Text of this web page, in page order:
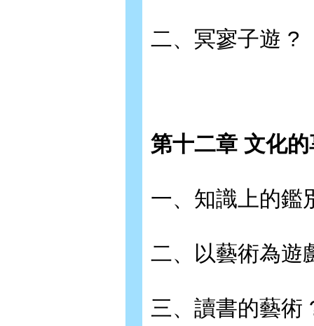
二、冥寥子遊 ?
第十二章 文化
一、知識上的鑑
二、以藝術為遊
三、讀書的藝術